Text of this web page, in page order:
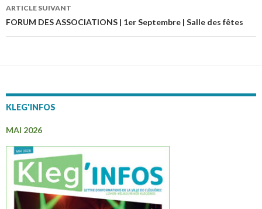
articles
ARTICLE SUIVANT
FORUM DES ASSOCIATIONS | 1er Septembre | Salle des fêtes
KLEG'INFOS
MAI 2026